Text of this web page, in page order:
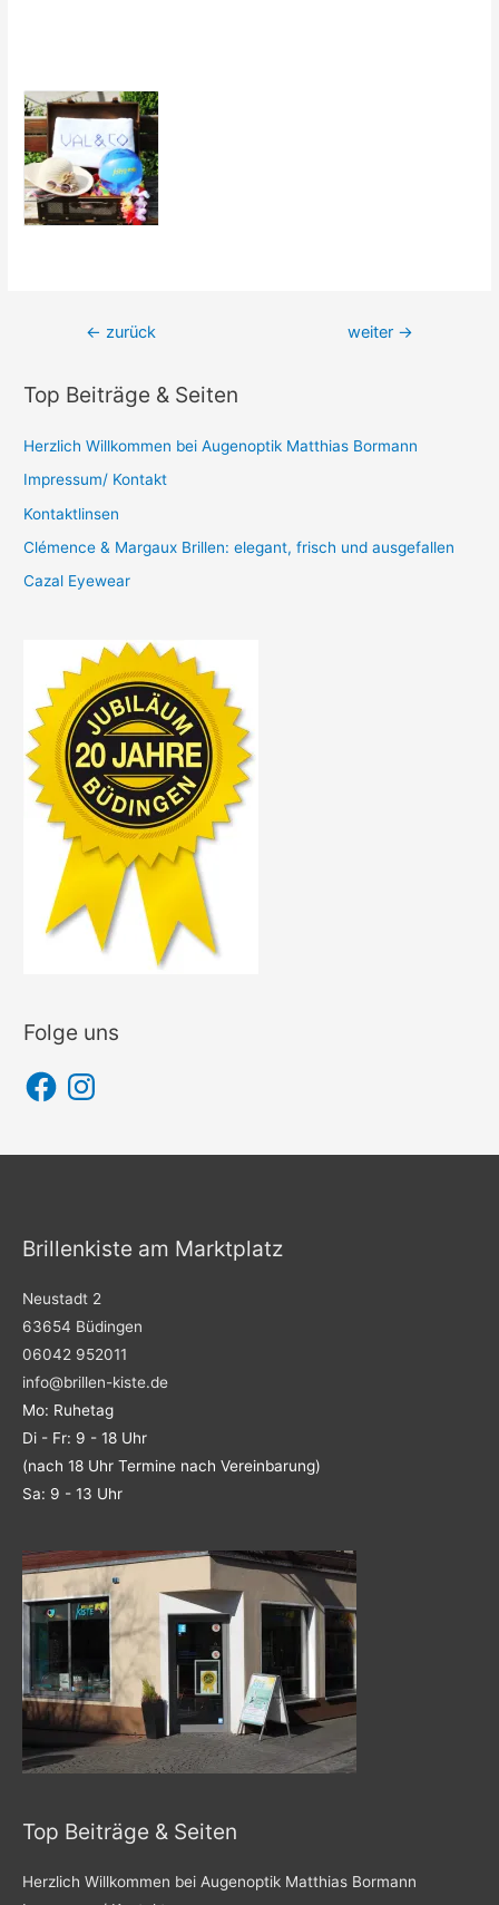
Beitrags-
← zurück weiter →
Top Beiträge & Seiten
Herzlich Willkommen bei Augenoptik Matthias Bormann
Impressum/ Kontakt
Kontaktlinsen
Clémence & Margaux Brillen: elegant, frisch und ausgefallen
Cazal Eyewear
Folge uns
F
a
c
n
s
Brillenkiste am Marktplatz
Neustadt 2
63654 Büdingen
06042 952011
info@brillen-kiste.de
Mo: Ruhetag
Di - Fr: 9 - 18 Uhr
(nach 18 Uhr Termine nach Vereinbarung)
Sa: 9 - 13 Uhr
Top Beiträge & Seiten
Herzlich Willkommen bei Augenoptik Matthias Bormann